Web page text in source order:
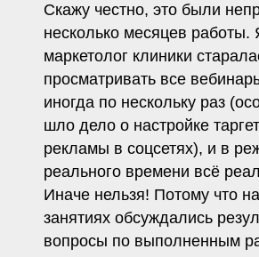
Скажу честно, это были
несколько месяцев работы.
маркетолог клиники
просматривать все
иногда по нескольку раз
шло дело о настройке
рекламы в соцсетях), и в
реального времени всё
Иначе нельзя! Потому что
занятиях обсуждались
вопросы по выполненным